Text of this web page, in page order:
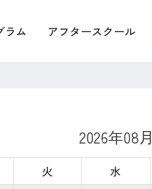
ラム アフタースクール
2026年08月
火 水